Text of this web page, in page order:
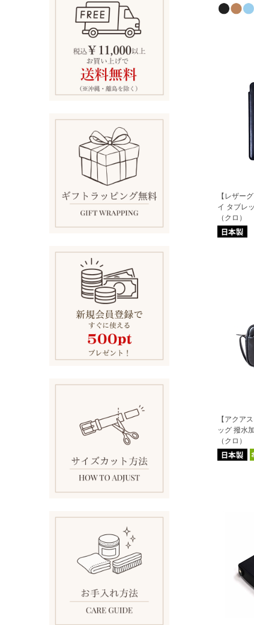
【レザー
イ タブレ
（クロ）
【アクア
ッグ 撥水
（クロ）